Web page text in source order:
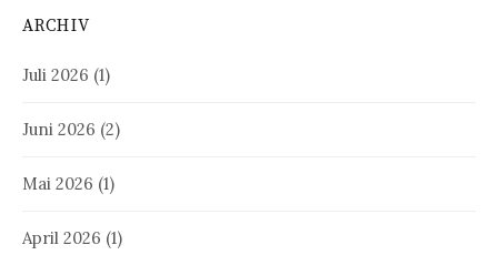
ARCHIV
Juli 2026 (1)
Juni 2026 (2)
Mai 2026 (1)
April 2026 (1)